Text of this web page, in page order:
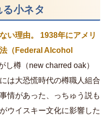
小ネタ
い理由。
1938年にアメリ
（Federal Alcohol
し樽（new charred oak）
は大恐慌時代の樽職人組合
情があった、っちゅう説も
ウイスキー文化に影響した